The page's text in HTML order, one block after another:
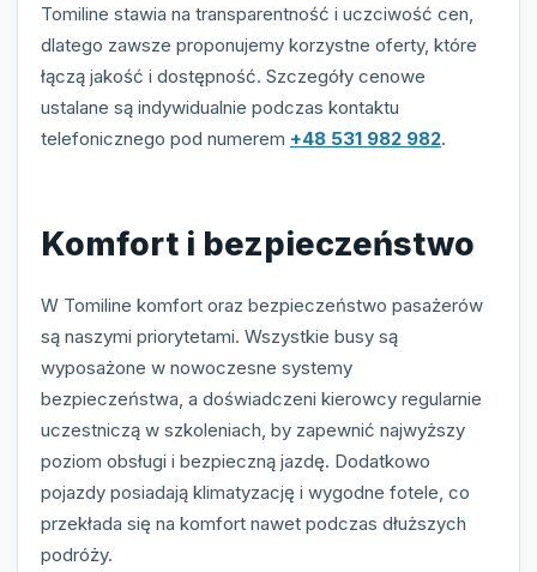
Tomiline stawia na transparentność i uczciwość cen,
dlatego zawsze proponujemy korzystne oferty, które
łączą jakość i dostępność. Szczegóły cenowe
ustalane są indywidualnie podczas kontaktu
telefonicznego pod numerem +48 531 982 982.
Komfort i bezpieczeństwo
W Tomiline komfort oraz bezpieczeństwo pasażerów
są naszymi priorytetami. Wszystkie busy są
wyposażone w nowoczesne systemy
bezpieczeństwa, a doświadczeni kierowcy regularnie
uczestniczą w szkoleniach, by zapewnić najwyższy
poziom obsługi i bezpieczną jazdę. Dodatkowo
pojazdy posiadają klimatyzację i wygodne fotele, co
przekłada się na komfort nawet podczas dłuższych
podróży.